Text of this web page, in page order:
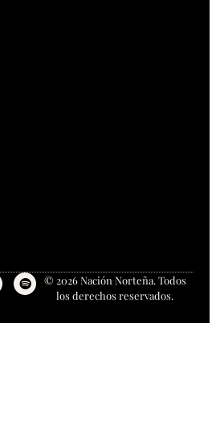
© 2026 Nación Norteña. Todos
los derechos reservados.